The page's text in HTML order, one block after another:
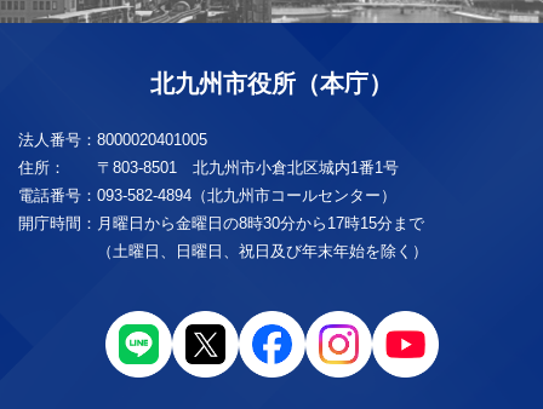
北九州市役所（本庁）
法人番号： 8000020401005
住所：
〒803-8501 北九州市小倉北区城内1番1号
電話番号： 093-582-4894（北九州市コールセンター）
開庁時間： 月曜日から金曜日の8時30分から17時15分まで
（土曜日、日曜日、祝日及び年末年始を除く）